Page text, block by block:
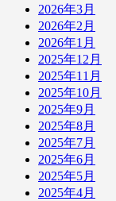
2026年3月
2026年2月
2026年1月
2025年12月
2025年11月
2025年10月
2025年9月
2025年8月
2025年7月
2025年6月
2025年5月
2025年4月